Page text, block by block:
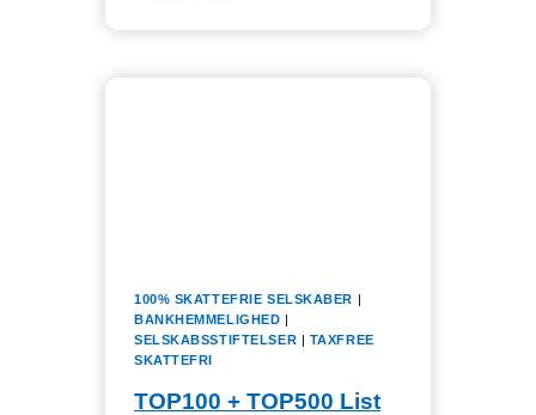
100% SKATTEFRIE SELSKABER |
BANKHEMMELIGHED |
SELSKABSSTIFTELSER | TAXFREE
SKATTEFRI
TOP100 + TOP500 List